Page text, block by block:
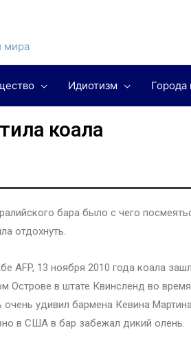
мира
Идиотизм Города
коала
бара было с чего
отдохнуть.
AFP, 13 ноября 2010 года коала
Острове в штате Квинсленд во время
удивил бармена Кевина
в США в бар забежал дикий олень.